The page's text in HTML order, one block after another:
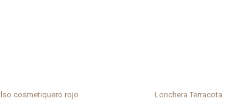
cosmetiquero rojo Lonchera Terracota